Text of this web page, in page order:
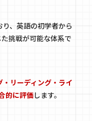
、英語の初学者から
挑戦が可能な体系で
・リーディング・ライ
的に評価します。